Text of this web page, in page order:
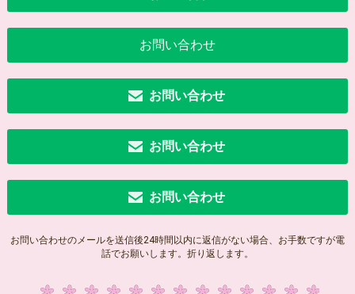
お問い合わせ
お問い合わせ
お問い合わせ
お問い合わせ
お問い合わせのメールを送信後24時間以内に返信がない場合、お手数ですが電
話でお願いします。折り返します。